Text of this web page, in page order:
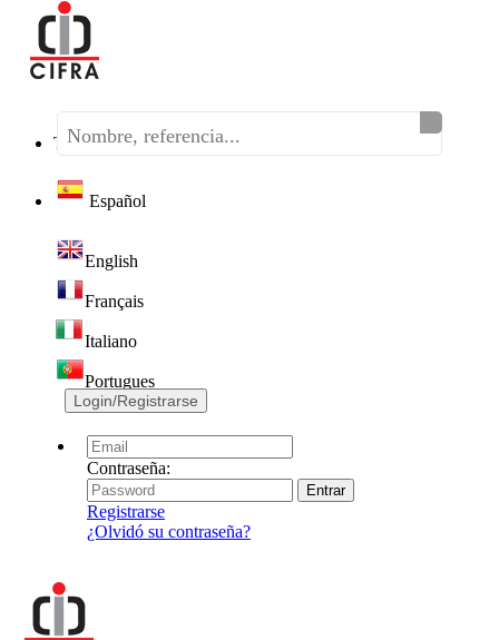
Teléfono:(+34) 968 320 046
Español
English
Français
Italiano
Portugues
Login/Registrarse
Contraseña:
Registrarse
¿Olvidó su contraseña?